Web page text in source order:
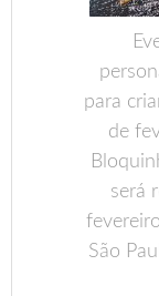
para
de
será
São